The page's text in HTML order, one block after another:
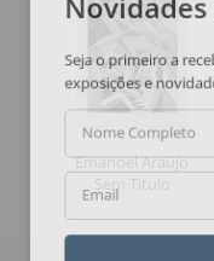
Emanoel Araújo
Sem Título
Seja o primeiro a
exposições e
Nome Completo
Email